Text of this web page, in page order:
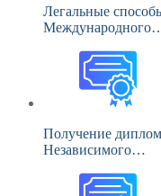
Легальные
Получение
Независимого…